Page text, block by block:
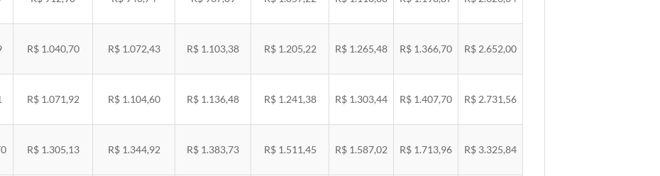
R$ 1.040,70 R$ 1.072,43 R$ 1.103,38 R$ 1.205,22 R$ 1.265,48 R$ 1.366,70 R$ 2.652,00
R$ 1.071,92 R$ 1.104,60 R$ 1.136,48 R$ 1.241,38 R$ 1.303,44 R$ 1.407,70 R$ 2.731,56
R$ 1.305,13 R$ 1.344,92 R$ 1.383,73 R$ 1.511,45 R$ 1.587,02 R$ 1.713,96 R$ 3.325,84